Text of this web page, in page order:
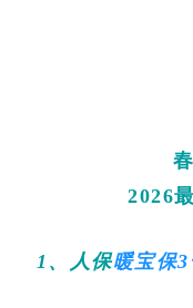
2026
1、人保暖宝保